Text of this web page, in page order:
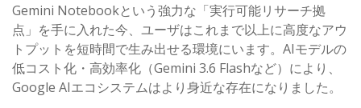
Gemini Notebookという強力な「実行可能リサーチ拠
点」を手に入れた今、ユーザはこれまで以上に高度なアウ
トプットを短時間で生み出せる環境にいます。 AIモデルの
低コスト化・高効率化（Gemini 3.6 Flashなど）により、
Google AIエコシステムはより身近な存在になりました。